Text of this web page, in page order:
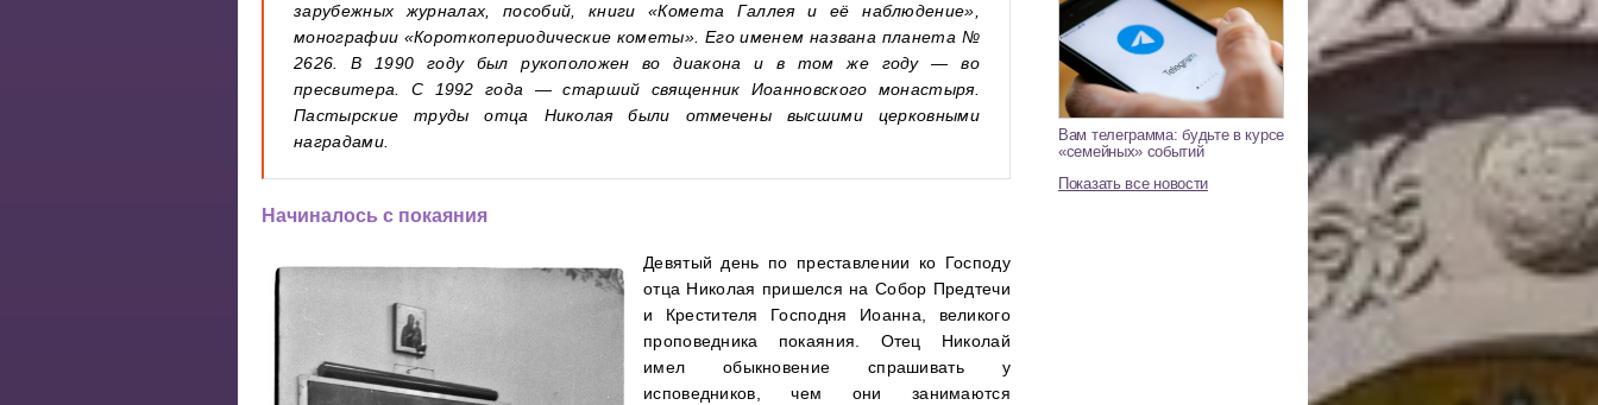
зарубежных журналах, пособий, книги «Комета Галлея и её наблюдение»,
монографии «Короткопериодические кометы». Его именем названа планета №
2626. В 1990 году был рукоположен во диакона и в том же году — во
пресвитера. С 1992 года — старший священник Иоанновского монастыря.
Пастырские труды отца Николая были отмечены высшими церковными
наградами.
Начиналось с покаяния
Девятый день по преставлении ко Господу
отца Николая пришелся на Собор Предтечи
и Крестителя Господня Иоанна, великого
проповедника покаяния. Отец Николай
имел обыкновение спрашивать у
исповедников, чем они занимаются
Вам телеграмма: будьте в курсе
«семейных» событий
Показать все новости